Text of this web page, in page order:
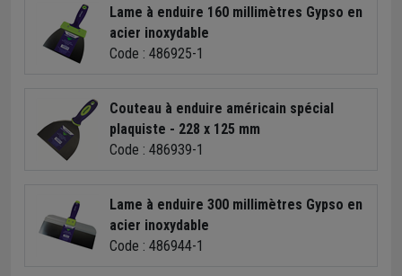
Lame à enduire 160 millimètres Gypso en
acier inoxydable
Code : 486925-1
Couteau à enduire américain spécial
plaquiste - 228 x 125 mm
Code : 486939-1
Lame à enduire 300 millimètres Gypso en
acier inoxydable
Code : 486944-1